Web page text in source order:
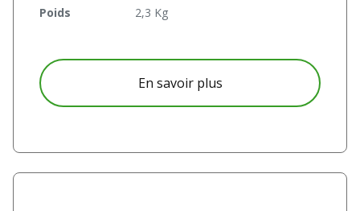
Poids 2,3 Kg
En savoir plusà propos D557WH